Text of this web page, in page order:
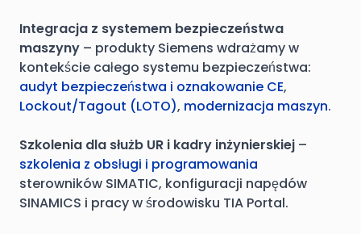
Integracja z systemem bezpieczeństwa
maszyny – produkty Siemens wdrażamy w
kontekście całego systemu bezpieczeństwa:
audyt bezpieczeństwa i oznakowanie CE,
Lockout/Tagout (LOTO), modernizacja maszyn.
Szkolenia dla służb UR i kadry inżynierskiej –
szkolenia z obsługi i programowania
sterowników SIMATIC, konfiguracji napędów
SINAMICS i pracy w środowisku TIA Portal.